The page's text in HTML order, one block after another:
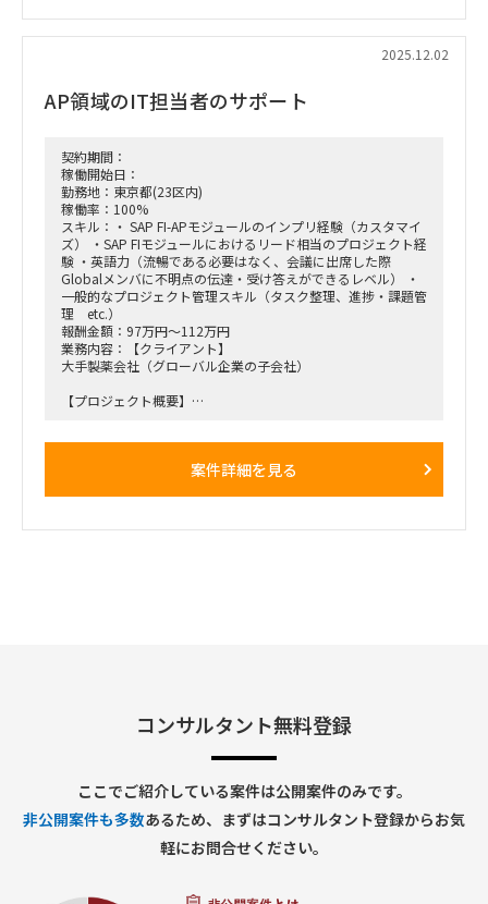
・当該プロジェクトのBiz支援としてUAT実行、業務設計、マ
ニュアル修正等のドキュメンテーション、トレーニング支援を
【期間】
・26年1月以降～終了時期未定（Go Liveは2027年1月予定）
【働き方】
・オンサイト・リモート併用
・ 現状週1日のオンサイト予定（汐留のクライアントオフィ
ス）
2025.12.02
AP領域のIT担当者のサポート
契約期間：
稼働開始日：
勤務地：東京都(23区内)
稼働率：100%
スキル：・ SAP FI-APモジュールのインプリ経験（カスタマイ
ズ） ・SAP FIモジュールにおけるリード相当のプロジェクト経
験 ・英語力（流暢である必要はなく、会議に出席した際
Globalメンバに不明点の伝達・受け答えができるレベル） ・
一般的なプロジェクト管理スキル（タスク整理、進捗・課題管
理 etc.）
報酬金額：97万円～112万円
業務内容：【クライアント】
大手製薬会社（グローバル企業の子会社）
【プロジェクト概要】
グ、移行データ準備、移行リハ実行支援 等）
・ IT関連トピックにかかわるグローバルメンバとのコミュニ
【期間】
・26年1月～終了時期未定（Go Liveは2026年10月予定）
案件詳細を見る
コンサルタント無料登録
ここでご紹介している案件は公開案件のみです。
非公開案件も多数あるため、まずはコンサルタント登録からお気
軽にお問合せください。